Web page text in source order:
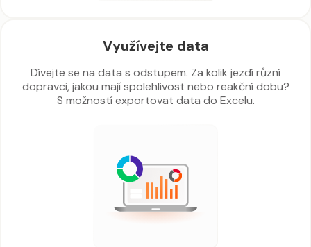
Využívejte data
Dívejte se na data s odstupem. Za kolik jezdí různí
dopravci, jakou mají spolehlivost nebo reakční dobu?
S možností exportovat data do Excelu.